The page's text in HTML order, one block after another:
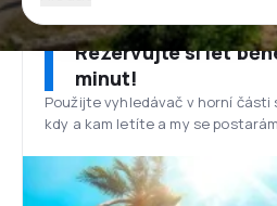
Rezervujte si let
minut!
Použijte vyhledávač v horní části
kdy a kam letíte a my se